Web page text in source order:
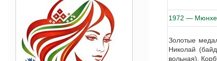
1972 —
Золотые
Николай
вольная),